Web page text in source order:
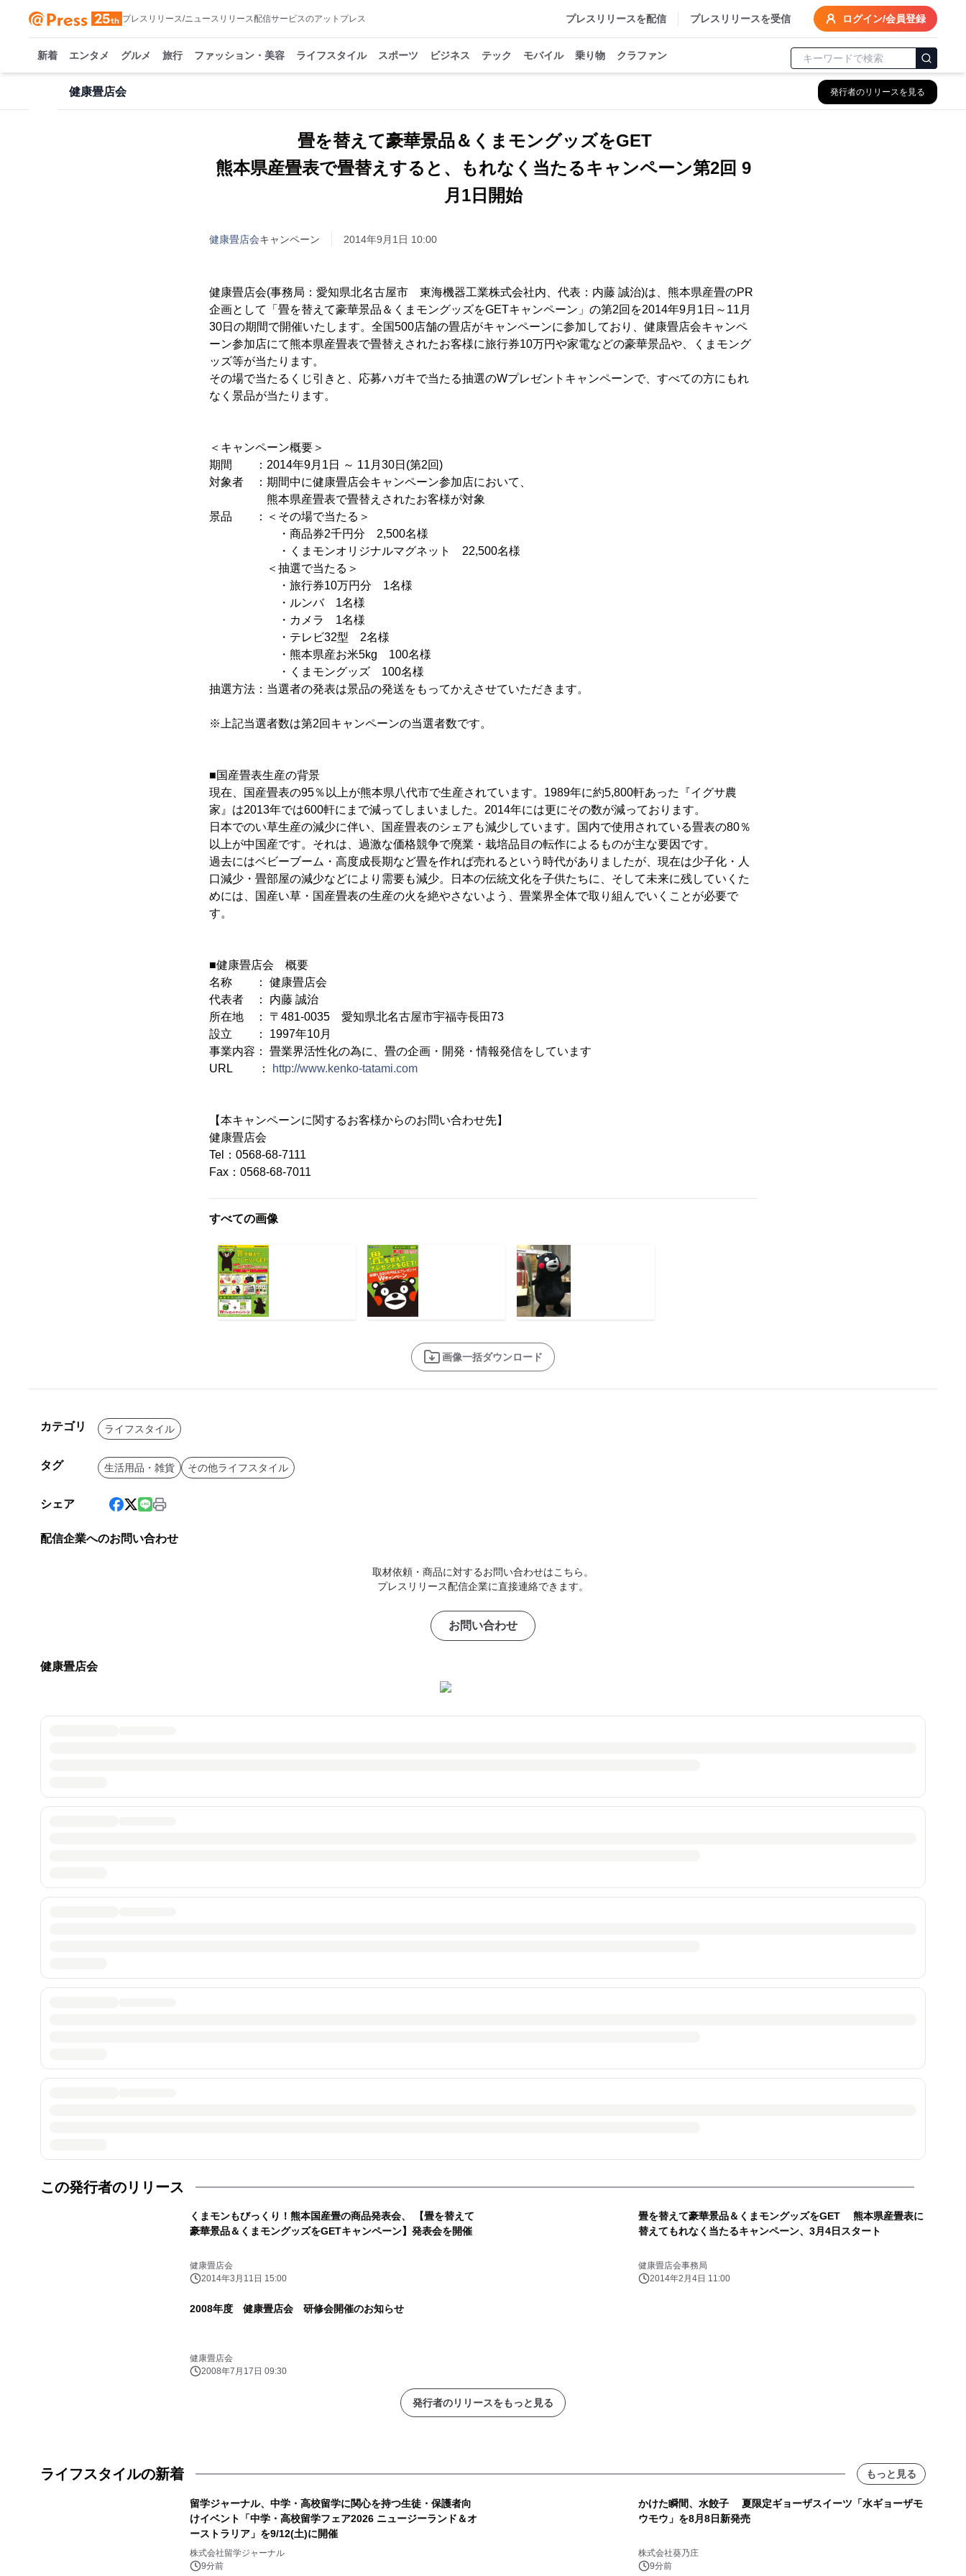
プレスリリース/ニュースリリース配信サービスのアットプレス プレスリリースを配信 プレスリリースを受信 ログイン/会員登録
新着 エンタメ グルメ 旅行 ファッション・美容 ライフスタイル スポーツ ビジネス テック モバイル 乗り物 クラファン
健康畳店会 発行者のリリースを見る
畳を替えて豪華景品＆くまモングッズをGET
熊本県産畳表で畳替えすると、もれなく当たるキャンペーン第2回 9
月1日開始
健康畳店会キャンペーン 2014年9月1日 10:00
健康畳店会(事務局：愛知県北名古屋市 東海機器工業株式会社内、代表：内藤 誠治)は、熊本県産畳のPR
企画として「畳を替えて豪華景品＆くまモングッズをGETキャンペーン」の第2回を2014年9月1日～11月
30日の期間で開催いたします。全国500店舗の畳店がキャンペーンに参加しており、健康畳店会キャンペ
ーン参加店にて熊本県産畳表で畳替えされたお客様に旅行券10万円や家電などの豪華景品や、くまモング
ッズ等が当たります。
その場で当たるくじ引きと、応募ハガキで当たる抽選のWプレゼントキャンペーンで、すべての方にもれ
なく景品が当たります。
＜キャンペーン概要＞
期間 ：2014年9月1日 ～ 11月30日(第2回)
対象者 ：期間中に健康畳店会キャンペーン参加店において、
熊本県産畳表で畳替えされたお客様が対象
景品 ：＜その場で当たる＞
・商品券2千円分 2,500名様
・くまモンオリジナルマグネット 22,500名様
＜抽選で当たる＞
・旅行券10万円分 1名様
・ルンバ 1名様
・カメラ 1名様
・テレビ32型 2名様
・熊本県産お米5kg 100名様
・くまモングッズ 100名様
抽選方法：当選者の発表は景品の発送をもってかえさせていただきます。
※上記当選者数は第2回キャンペーンの当選者数です。
■国産畳表生産の背景
現在、国産畳表の95％以上が熊本県八代市で生産されています。1989年に約5,800軒あった『イグサ農
家』は2013年では600軒にまで減ってしまいました。2014年には更にその数が減っております。
日本でのい草生産の減少に伴い、国産畳表のシェアも減少しています。国内で使用されている畳表の80％
以上が中国産です。それは、過激な価格競争で廃業・栽培品目の転作によるものが主な要因です。
過去にはベビーブーム・高度成長期など畳を作れば売れるという時代がありましたが、現在は少子化・人
口減少・畳部屋の減少などにより需要も減少。日本の伝統文化を子供たちに、そして未来に残していくた
めには、国産い草・国産畳表の生産の火を絶やさないよう、畳業界全体で取り組んでいくことが必要で
す。
■健康畳店会 概要
名称 ： 健康畳店会
代表者 ： 内藤 誠治
所在地 ： 〒481-0035 愛知県北名古屋市宇福寺長田73
設立 ： 1997年10月
事業内容： 畳業界活性化の為に、畳の企画・開発・情報発信をしています
URL ：
http://www.kenko-tatami.com
【本キャンペーンに関するお客様からのお問い合わせ先】
健康畳店会
Tel：0568-68-7111
Fax：0568-68-7011
すべての画像
画像一括ダウンロード
カテゴリ ライフスタイル
タグ 生活用品・雑貨 その他ライフスタイル
シェア
配信企業へのお問い合わせ
取材依頼・商品に対するお問い合わせはこちら。
プレスリリース配信企業に直接連絡できます。
お問い合わせ
健康畳店会
この発行者のリリース
くまモンもびっくり！熊本国産畳の商品発表会、 【畳を替えて
豪華景品＆くまモングッズをGETキャンペーン】発表会を開催
健康畳店会
2014年3月11日 15:00
畳を替えて豪華景品＆くまモングッズをGET 熊本県産畳表に
替えてもれなく当たるキャンペーン、3月4日スタート
健康畳店会事務局
2014年2月4日 11:00
2008年度 健康畳店会 研修会開催のお知らせ
健康畳店会
2008年7月17日 09:30
発行者のリリースをもっと見る
ライフスタイルの新着 もっと見る
留学ジャーナル、中学・高校留学に関心を持つ生徒・保護者向
けイベント「中学・高校留学フェア2026 ニュージーランド＆オ
ーストラリア」を9/12(土)に開催
株式会社留学ジャーナル
9分前
かけた瞬間、水餃子 夏限定ギョーザスイーツ「水ギョーザモ
ウモウ」を8月8日新発売
株式会社葵乃庄
9分前